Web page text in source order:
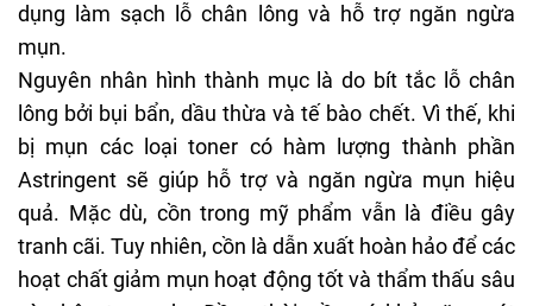
dụng làm sạch lỗ chân lông và hỗ trợ ngăn ngừa
mụn.
Nguyên nhân hình thành mục là do bít tắc lỗ chân
lông bởi bụi bẩn, dầu thừa và tế bào chết. Vì thế, khi
bị mụn các loại toner có hàm lượng thành phần
Astringent sẽ giúp hỗ trợ và ngăn ngừa mụn hiệu
quả. Mặc dù, cồn trong mỹ phẩm vẫn là điều gây
tranh cãi. Tuy nhiên, cồn là dẫn xuất hoàn hảo để các
hoạt chất giảm mụn hoạt động tốt và thẩm thấu sâu